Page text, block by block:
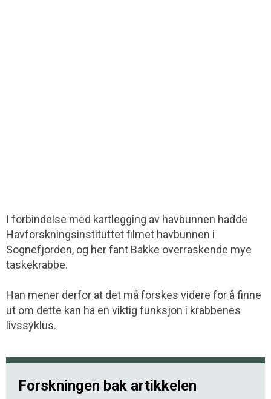
I forbindelse med kartlegging av havbunnen hadde
Havforskningsinstituttet filmet havbunnen i
Sognefjorden, og her fant Bakke overraskende mye
taskekrabbe.
Han mener derfor at det må forskes videre for å finne
ut om dette kan ha en viktig funksjon i krabbenes
livssyklus.
Forskningen bak artikkelen